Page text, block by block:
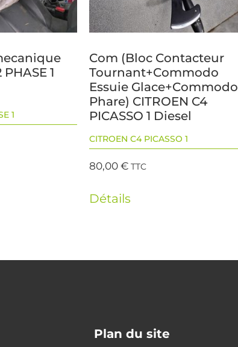
1
1
Com (Bloc Contacteur
Tournant+Commodo
Essuie Glace+Commodo
Phare) CITROEN C4
PICASSO 1 Diesel
CITROEN C4 PICASSO 1
80,00€ TTC
Détails
Plan du site